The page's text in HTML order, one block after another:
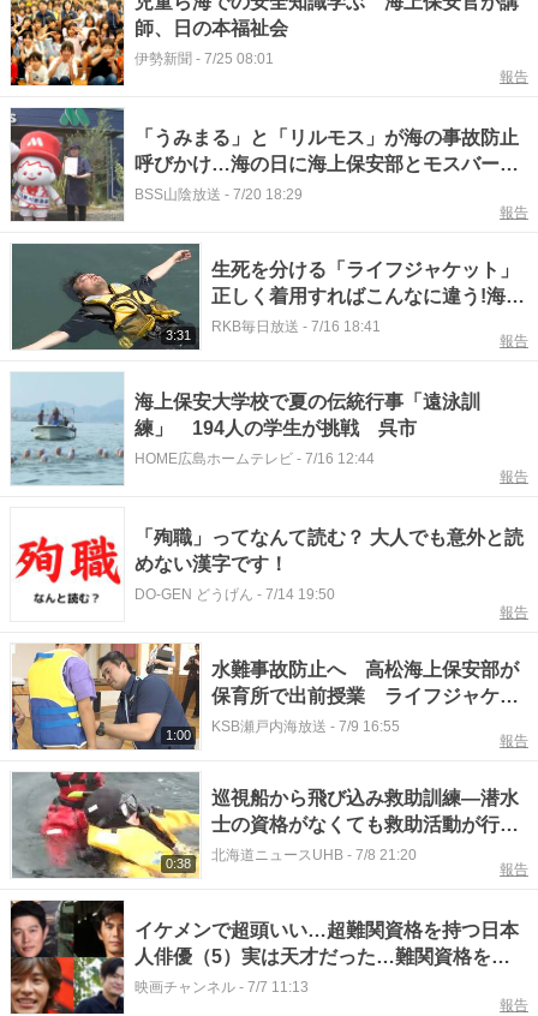
師、日の本福祉会
伊勢新聞 - 7/25 08:01
報告
「うみまる」と「リルモス」が海の事故防止
呼びかけ…海の日に海上保安部とモスバーガ
ーがコラボ 鳥取・境港市
BSS山陰放送 - 7/20 18:29
報告
3:31
生死を分ける「ライフジャケット」
正しく着用すればこんなに違う!海上
保安官に習い記者が体験 福岡
RKB毎日放送 - 7/16 18:41
報告
海上保安大学校で夏の伝統行事「遠泳訓
練」 194人の学生が挑戦 呉市
HOME広島ホームテレビ - 7/16 12:44
報告
「殉職」ってなんて読む？ 大人でも意外と読
めない漢字です！
DO-GEN どうげん - 7/14 19:50
報告
1:00
水難事故防止へ 高松海上保安部が
保育所で出前授業 ライフジャケッ
ト着用も体験
KSB瀬戸内海放送 - 7/9 16:55
報告
0:38
巡視船から飛び込み救助訓練―潜水
士の資格がなくても救助活動が行え
る「海面救助員」を目指して＜北海
北海道ニュースUHB - 7/8 21:20
報告
イケメンで超頭いい…超難関資格を持つ日本
人俳優（5）実は天才だった…難関資格を複
数保持する実力派俳優は？
映画チャンネル - 7/7 11:13
報告